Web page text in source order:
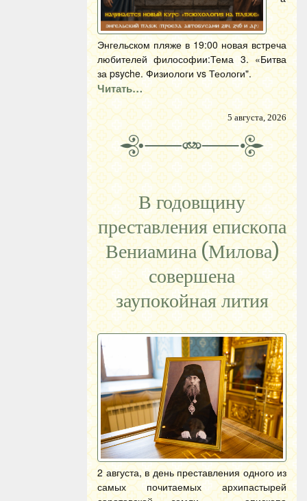
Энгельском пляже в 19:00 новая встреча
любителей философии:Тема 3. «Битва
за psyche. Физиологи vs Теологи".
Читать…
5 августа, 2026
В годовщину
преставления епископа
Вениамина (Милова)
совершена
заупокойная лития
2 августа, в день преставления одного из
самых почитаемых архипастырей